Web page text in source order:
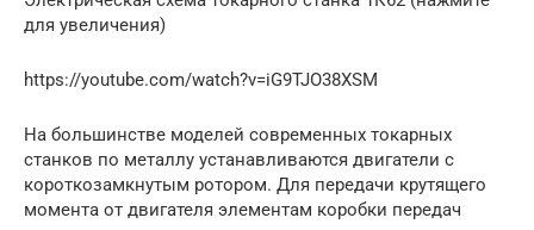
для увеличения)
https://youtube.com/watch?v=iG9TJO38XSM
На большинстве моделей современных токарных
станков по металлу устанавливаются двигатели с
короткозамкнутым ротором. Для передачи крутящего
момента от двигателя элементам коробки передач